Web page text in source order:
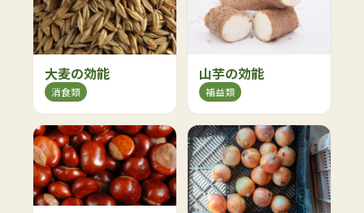
大麦の効能
消食類
山芋の効能
補益類